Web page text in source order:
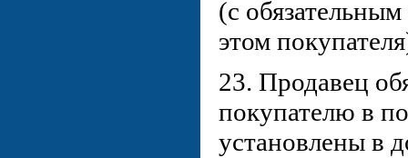
(с
этом
23. Продавец
покупателю в
установлены в